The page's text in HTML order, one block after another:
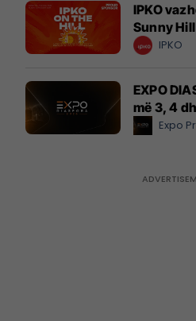
IPKO
Sunny
IPKO
EXPO
më 3, 4
Expo